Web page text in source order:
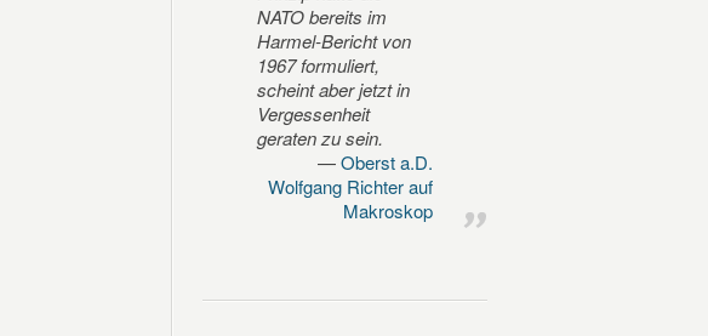
NATO bereits im
Harmel-Bericht von
1967 formuliert,
scheint aber jetzt in
Vergessenheit
geraten zu sein.
Oberst a.D.
Wolfgang Richter auf
Makroskop